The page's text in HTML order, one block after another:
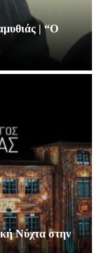
| “Ο
Νύχτα στην